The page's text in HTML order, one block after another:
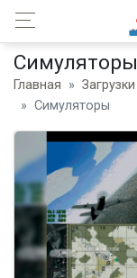
Симуляторы
Главная Загрузки
Симуляторы